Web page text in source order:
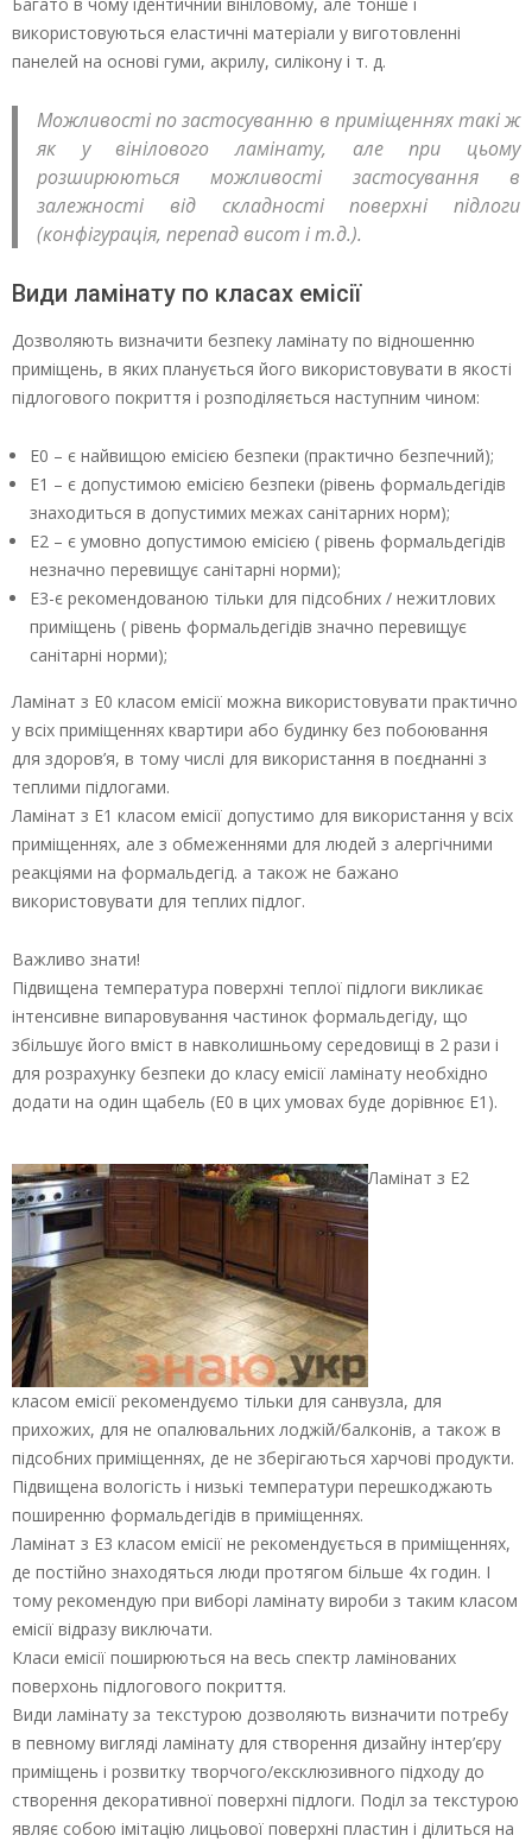
використовуються еластичні матеріали у виготовленні
панелей на основі гуми, акрилу, силікону і т. д.
Можливості по застосуванню в приміщеннях такі ж
як у вінілового ламінату, але при цьому
розширюються можливості застосування в
залежності від складності поверхні підлоги
(конфігурація, перепад висот і т.д.).
Види ламінату по класах емісії
Дозволяють визначити безпеку ламінату по відношенню
приміщень, в яких планується його використовувати в якості
підлогового покриття і розподіляється наступним чином:
Е0 – є найвищою емісією безпеки (практично безпечний);
Е1 – є допустимою емісією безпеки (рівень формальдегідів
знаходиться в допустимих межах санітарних норм);
Е2 – є умовно допустимою емісією ( рівень формальдегідів
незначно перевищує санітарні норми);
Е3-є рекомендованою тільки для підсобних / нежитлових
приміщень ( рівень формальдегідів значно перевищує
санітарні норми);
Ламінат з Е0 класом емісії можна використовувати практично
у всіх приміщеннях квартири або будинку без побоювання
для здоров’я, в тому числі для використання в поєднанні з
теплими підлогами.
Ламінат з Е1 класом емісії допустимо для використання у всіх
приміщеннях, але з обмеженнями для людей з алергічними
реакціями на формальдегід. а також не бажано
використовувати для теплих підлог.
Важливо знати!
Підвищена температура поверхні теплої підлоги викликає
інтенсивне випаровування частинок формальдегіду, що
збільшує його вміст в навколишньому середовищі в 2 рази і
для розрахунку безпеки до класу емісії ламінату необхідно
додати на один щабель (Е0 в цих умовах буде дорівнює Е1).
Ламінат з Е2
класом емісії рекомендуємо тільки для санвузла, для
прихожих, для не опалювальних лоджій/балконів, а також в
підсобних приміщеннях, де не зберігаються харчові продукти.
Підвищена вологість і низькі температури перешкоджають
поширенню формальдегідів в приміщеннях.
Ламінат з Е3 класом емісії не рекомендується в приміщеннях,
де постійно знаходяться люди протягом більше 4х годин. І
тому рекомендую при виборі ламінату вироби з таким класом
емісії відразу виключати.
Класи емісії поширюються на весь спектр ламінованих
поверхонь підлогового покриття.
Види ламінату за текстурою дозволяють визначити потребу
в певному вигляді ламінату для створення дизайну інтер’єру
приміщень і розвитку творчого/ексклюзивного підходу до
створення декоративної поверхні підлоги. Поділ за текстурою
являє собою імітацію лицьової поверхні пластин і ділиться на